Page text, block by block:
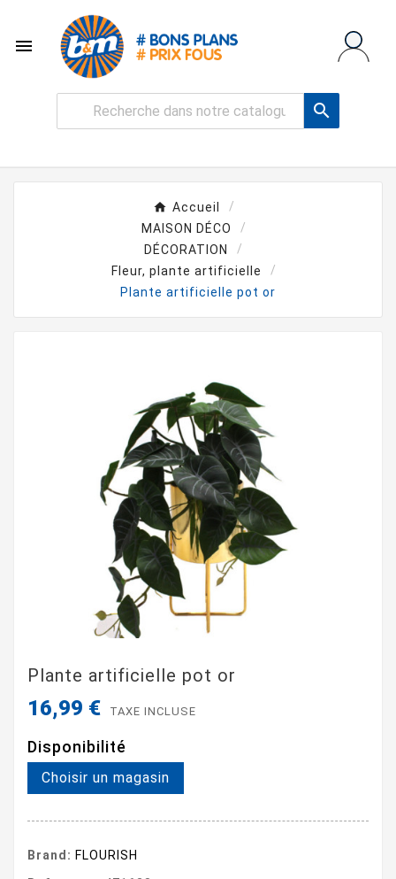


Accueil
MAISON DÉCO
DÉCORATION
Fleur, plante artificielle
Plante artificielle pot or
Plante artificielle pot or
16,99 € TAXE INCLUSE
Disponibilité
Choisir un magasin
Brand: FLOURISH